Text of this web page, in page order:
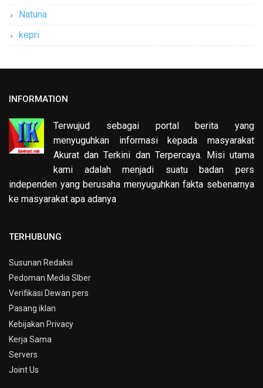
Natuna
kepri
INFORMATION
Terwujud sebagai portal berita yang
menyuguhkan informasi kepada masyarakat
Akurat dan Terkini dan Terpercaya. Misi utama
kami adalah menjadi suatu badan pers
independen yang berusaha menyuguhkan fakta sebenarnya
ke masyarakat apa adanya
TERHUBUNG
Susunan Redaksi
Pedoman Media SIber
Verifikasi Dewan pers
Pasang iklan
Kebijakan Privacy
Kerja Sama
Servers
Joint Us